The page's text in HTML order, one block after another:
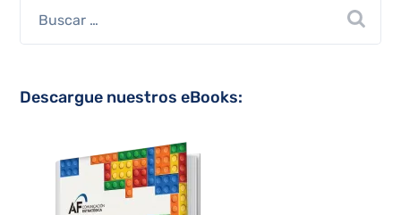
Descargue nuestros eBooks: